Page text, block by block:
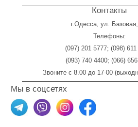
Контакты
г.Одесса, ул. Базовая,
Телефоны:
(097) 201 5777; (098)
(093) 740 4400; (066)
Звоните с 8.00 до 17-00
Мы в соцсетях